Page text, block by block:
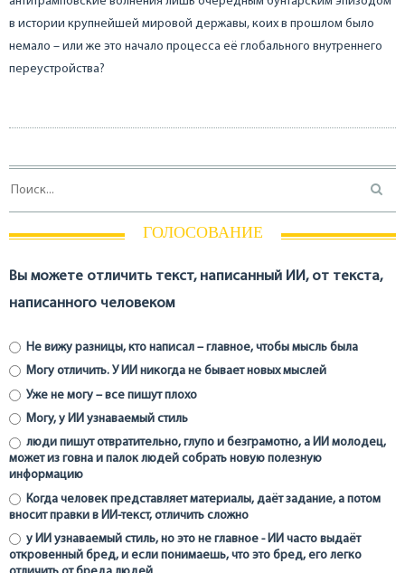
в истории крупнейшей мировой державы, коих в прошлом было
немало – или же это начало процесса её глобального внутреннего
переустройства?
ГОЛОСОВАНИЕ
Вы можете отличить текст, написанный ИИ, от текста,
написанного человеком
Не вижу разницы, кто написал – главное, чтобы мысль была
Могу отличить. У ИИ никогда не бывает новых мыслей
Уже не могу – все пишут плохо
Могу, у ИИ узнаваемый стиль
люди пишут отвратительно, глупо и безграмотно, а ИИ молодец,
может из говна и палок людей собрать новую полезную
информацию
Когда человек представляет материалы, даёт задание, а потом
вносит правки в ИИ-текст, отличить сложно
у ИИ узнаваемый стиль, но это не главное - ИИ часто выдаёт
откровенный бред, и если понимаешь, что это бред, его легко